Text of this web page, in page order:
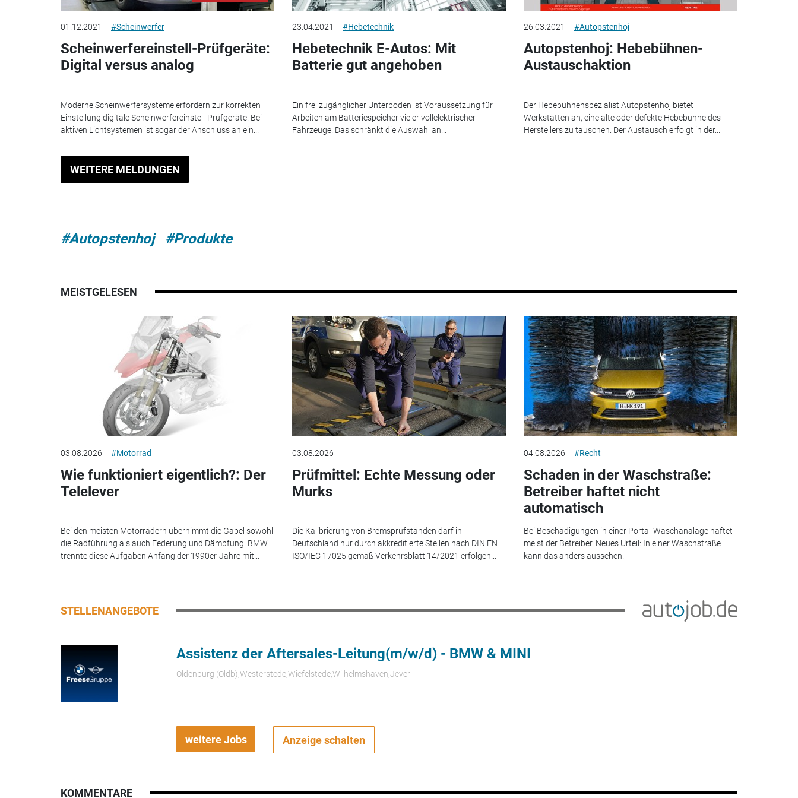
01.12.2021 #Scheinwerfer
Scheinwerfereinstell-Prüfgeräte:
Digital versus analog
Moderne Scheinwerfersysteme erfordern zur korrekten
Einstellung digitale Scheinwerfereinstell-Prüfgeräte. Bei
aktiven Lichtsystemen ist sogar der Anschluss an ein...
23.04.2021 #Hebetechnik
Hebetechnik E-Autos: Mit
Batterie gut angehoben
Ein frei zugänglicher Unterboden ist Voraussetzung für
Arbeiten am Batteriespeicher vieler vollelektrischer
Fahrzeuge. Das schränkt die Auswahl an...
26.03.2021 #Autopstenhoj
Autopstenhoj: Hebebühnen-
Austauschaktion
Der Hebebühnenspezialist Autopstenhoj bietet
Werkstätten an, eine alte oder defekte Hebebühne des
Herstellers zu tauschen. Der Austausch erfolgt in der...
WEITERE MELDUNGEN
#Autopstenhoj #Produkte
MEISTGELESEN
03.08.2026 #Motorrad
Wie funktioniert eigentlich?: Der
Telelever
Bei den meisten Motorrädern übernimmt die Gabel sowohl
die Radführung als auch Federung und Dämpfung. BMW
trennte diese Aufgaben Anfang der 1990er-Jahre mit...
03.08.2026
Prüfmittel: Echte Messung oder
Murks
Die Kalibrierung von Bremsprüfständen darf in
Deutschland nur durch akkreditierte Stellen nach DIN EN
ISO/IEC 17025 gemäß Verkehrsblatt 14/2021 erfolgen...
04.08.2026 #Recht
Schaden in der Waschstraße:
Betreiber haftet nicht
automatisch
Bei Beschädigungen in einer Portal-Waschanalage haftet
meist der Betreiber. Neues Urteil: In einer Waschstraße
kann das anders aussehen.
STELLENANGEBOTE
Assistenz der Aftersales-Leitung(m/w/d) - BMW & MINI
Oldenburg (Oldb);Westerstede;Wiefelstede;Wilhelmshaven;Jever
weitere Jobs Anzeige schalten
KOMMENTARE